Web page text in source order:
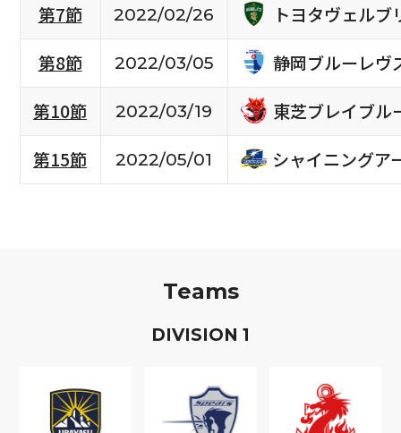
第7節
2022/02/26
トヨタヴェルブ
第8節
2022/03/05
静岡ブルーレヴ
第10節
2022/03/19
東芝ブレイブル
第15節
2022/05/01 シャイニングア
Teams
DIVISION 1